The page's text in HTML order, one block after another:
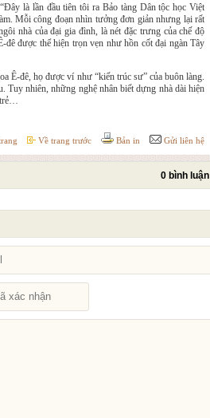
là lần đầu tiên tôi ra Bảo tàng Dân tộc học Việt
Mỗi công đoạn nhìn tưởng đơn giản nhưng lại rất
nhà của đại gia đình, là nét đặc trưng của chế độ
đê được thể hiện trọn vẹn như hồn cốt đại ngàn Tây
Ê-đê, họ được ví như “kiến trúc sư” của buôn làng.
Tuy nhiên, những nghệ nhân biết dựng nhà dài hiện
trẻ…
Về trang trước Bản in Gửi liên hệ
0 bình luận